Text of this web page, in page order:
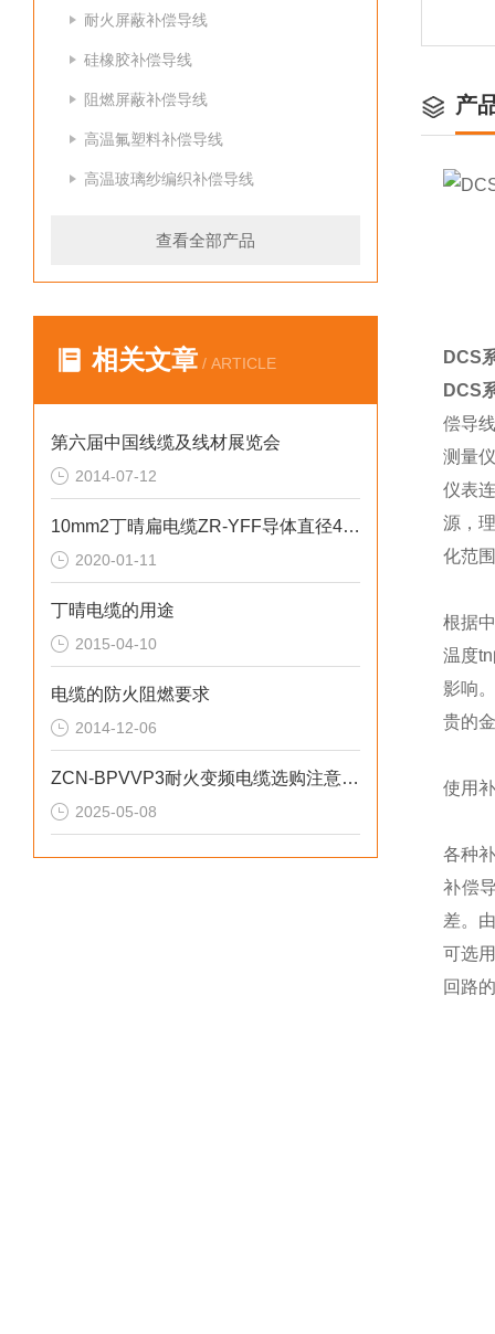
耐火屏蔽补偿导线
硅橡胶补偿导线
阻燃屏蔽补偿导线
高温氟塑料补偿导线
高温玻璃纱编织补偿导线
查看全部产品
相关文章 / ARTICLE
第六届中国线缆及线材展览会
2014-07-12
10mm2丁晴扁电缆ZR-YFF导体直径4.0mm
2020-01-11
丁晴电缆的用途
2015-04-10
电缆的防火阻燃要求
2014-12-06
ZCN-BPVVP3耐火变频电缆选购注意事项
2025-05-08
产
DCS
DCS
偿导
测量
仪表
源，
化范
根据
温度
影响
贵的
使用
各种
补偿
差。
可选
回路